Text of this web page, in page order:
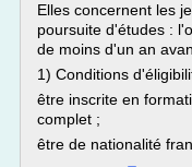
Elles concernent les
poursuite d'études :
de moins d'un an
1) Conditions
être inscrite en
complet ;
être de nationalité